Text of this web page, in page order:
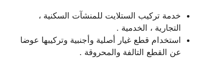
خدمة تركيب الستلايت للمنشآت السكنية ،
التجارية ، الخدمية .
استخدام قطع غيار أصلية وأجنبية وتركيبها عوضا
عن القطع التالفة والمحروقة .